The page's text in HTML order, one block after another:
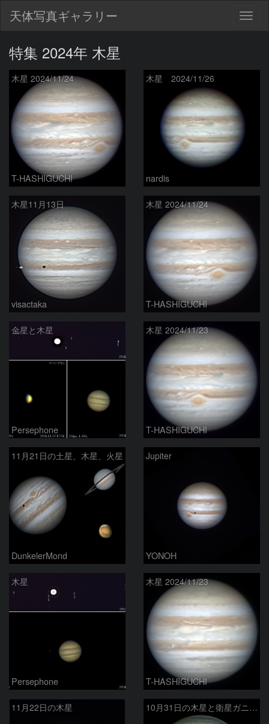
天体写真ギャラリー
特集 2024年 木星
木星 2024/11/24
T-HASHIGUCHI
木星 2024/11/26
nardis
木星11月13日
visactaka
木星 2024/11/24
T-HASHIGUCHI
金星と木星
Persephone
木星 2024/11/23
T-HASHIGUCHI
11月21日の土星、木星、火星
DunkelerMond
Jupiter
YONOH
木星
Persephone
木星 2024/11/23
T-HASHIGUCHI
11月22日の木星 10月31日の木星と衛星ガニメデ